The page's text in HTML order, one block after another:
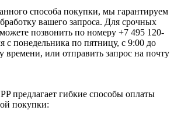
способа покупки, мы гарантируем
вашего запроса. Для срочных
позвонить по номеру +7 495 120-
с понедельника по пятницу, с 9:00 до
времени, или отправить запрос на почту
предлагает гибкие способы оплаты
покупки: